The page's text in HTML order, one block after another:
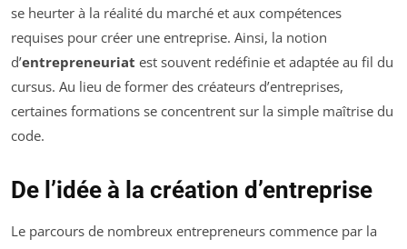
se heurter à la réalité du marché et aux compétences
requises pour créer une entreprise. Ainsi, la notion
d’entrepreneuriat est souvent redéfinie et adaptée au fil du
cursus. Au lieu de former des créateurs d’entreprises,
certaines formations se concentrent sur la simple maîtrise du
code.
De l’idée à la création d’entreprise
Le parcours de nombreux entrepreneurs commence par la